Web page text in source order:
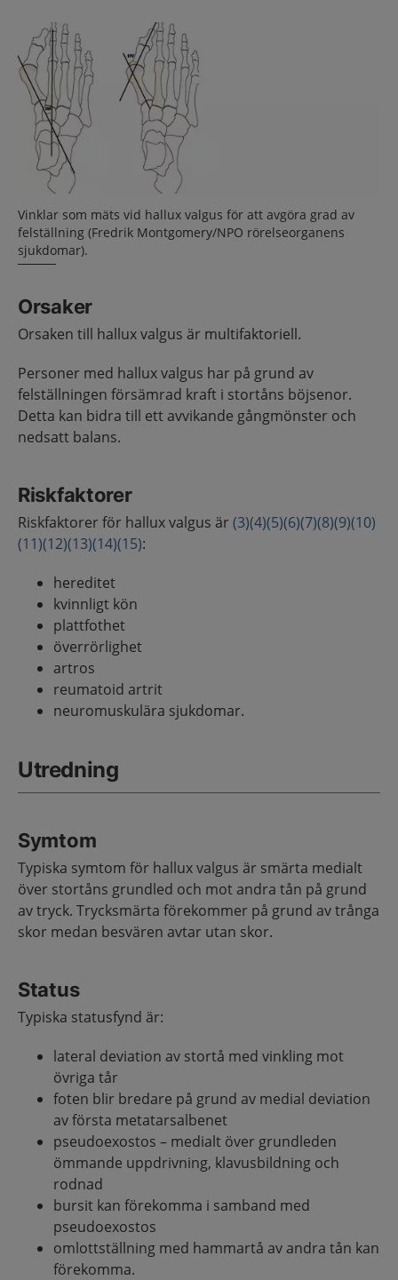
Vinklar som mäts vid hallux valgus för att avgöra grad av
felställning (Fredrik Montgomery/NPO rörelseorganens
sjukdomar).
Orsaker
Orsaken till hallux valgus är multifaktoriell.
Personer med hallux valgus har på grund av
felställningen försämrad kraft i stortåns böjsenor.
Detta kan bidra till ett avvikande gångmönster och
nedsatt balans.
Riskfaktorer
Riskfaktorer för hallux valgus är (3)(4)(5)(6)(7)(8)(9)(10)
(11)(12)(13)(14)(15):
hereditet
kvinnligt kön
plattfothet
överrörlighet
artros
reumatoid artrit
neuromuskulära sjukdomar.
Utredning
Symtom
Typiska symtom för hallux valgus är smärta medialt
över stortåns grundled och mot andra tån på grund
av tryck. Trycksmärta förekommer på grund av trånga
skor medan besvären avtar utan skor.
Status
Typiska statusfynd är:
lateral deviation av stortå med vinkling mot
övriga tår
foten blir bredare på grund av medial deviation
av första metatarsalbenet
pseudoexostos – medialt över grundleden
ömmande uppdrivning, klavusbildning och
rodnad
bursit kan förekomma i samband med
pseudoexostos
omlottställning med hammartå av andra tån kan
förekomma.